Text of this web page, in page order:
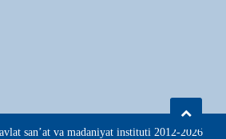
san’at va madaniyat instituti 2012-2026